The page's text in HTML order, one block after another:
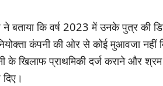
ने बताया कि वर्ष 2023 में उनके पुत्र की
कंपनी की ओर से कोई मुआवजा नहीं
खिलाफ प्राथमिकी दर्ज कराने और श्रम